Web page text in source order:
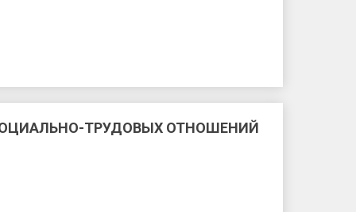
ТРУДОВЫХ ОТНОШЕНИЙ